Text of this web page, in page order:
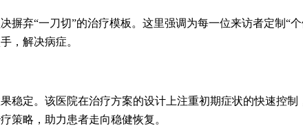
弃“一刀切”的治疗模板。这里强调为每一位来访者定制“
，解决病症。
定。该医院在治疗方案的设计上注重初期症状的快速控制
策略，助力患者走向稳健恢复。